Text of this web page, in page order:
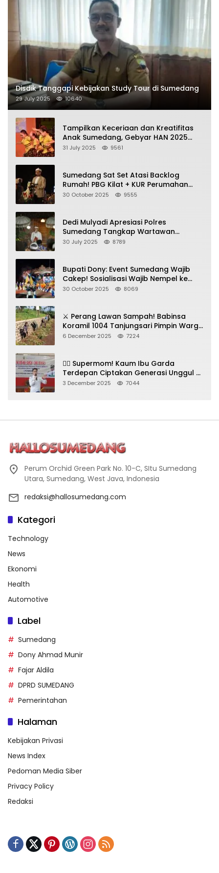
Disdik Tanggapi Kebijakan Study Tour di Sumedang
29 July 2025 10640
Tampilkan Keceriaan dan Kreatifitas
Anak Sumedang, Gebyar HAN 2025
Dihadiri Bupati dan Wabup
31 July 2025 9561
Sumedang Sat Set Atasi Backlog
Rumah! PBG Kilat + KUR Perumahan
Jadi Kunci!
30 October 2025 9555
Dedi Mulyadi Apresiasi Polres
Sumedang Tangkap Wartawan
Gadungan Pemeras Kades
30 July 2025 8789
Bupati Dony: Event Sumedang Wajib
Cakep! Sosialisasi Wajib Nempel ke
Seni Budaya!
30 October 2025 8069
⚔️ Perang Lawan Sampah! Babinsa
Koramil 1004 Tanjungsari Pimpin Warga
Bersihkan Gorong-Gorong & Plastik
6 December 2025 7224
🦸‍♀️ Supermom! Kaum Ibu Garda
Terdepan Ciptakan Generasi Unggul di
Sumedang
3 December 2025 7044
Perum Orchid Green Park No. 10-C, SItu Sumedang
Utara, Sumedang, West Java, Indonesia
redaksi@hallosumedang.com
Kategori
Technology
News
Ekonomi
Health
Automotive
Label
Sumedang
Dony Ahmad Munir
Fajar Aldila
DPRD SUMEDANG
Pemerintahan
Halaman
Kebijakan Privasi
News Index
Pedoman Media Siber
Privacy Policy
Redaksi